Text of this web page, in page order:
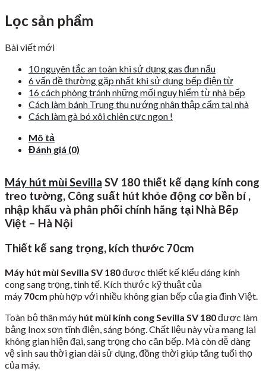
Lọc sản phẩm
Bài viết mới
10 nguyên tắc an toàn khi sử dụng gas đun nấu
6 vấn đề thường gặp nhất khi sử dụng bếp điện từ
16 cách phòng tránh những mối nguy hiểm từ nhà bếp
Cách làm bánh Trung thu nướng nhân thập cẩm tại nhà
Cách làm gà bó xôi chiên cực ngon !
Mô tả
Đánh giá (0)
Máy hút mùi Sevilla SV 180 thiết kế dạng kính cong
treo tường, Công suất hút khỏe động cơ bền bỉ ,
nhập khẩu và phân phối chính hãng tại Nhà Bếp
Việt – Hà Nội
Thiết kế sang trọng, kích thước 70cm
Máy hút mùi Sevilla SV 180được thiết kế kiểu dáng kính
cong sang trọng, tinh tế. Kích thước kỹ thuật của
máy 70cm phù hợp với nhiều không gian bếp của gia đình Việt.
Toàn bộ thân máy hút mùi kính cong Sevilla SV 180được làm
bằng Inox sơn tĩnh điện, sáng bóng. Chất liệu này vừa mang lại
không gian hiện đại, sang trọng cho căn bếp. Mà còn dễ dàng
vệ sinh sau thời gian dài sử dụng, đồng thời giúp tăng tuổi thọ
của máy.